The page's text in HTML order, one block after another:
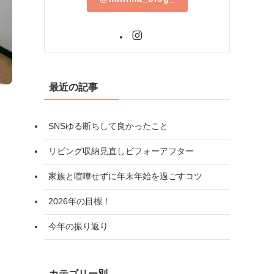
最近の記事
SNSゆる断ちして良かったこと
リビング収納見直しビフォーアフター
家族と喧嘩せずに年末年始を過ごすコツ
2026年の目標！
今年の振り返り